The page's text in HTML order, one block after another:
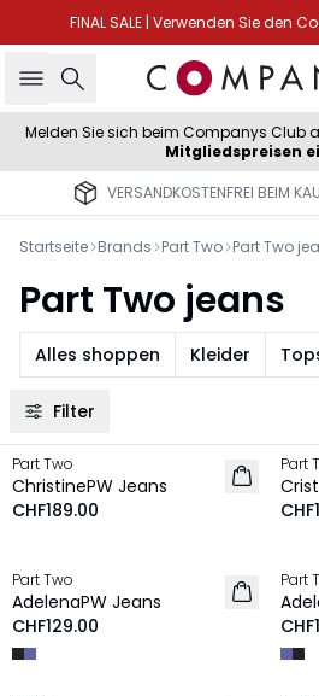
FINAL SALE | Verwenden Sie den
Suche
Melden Sie sich beim Companys Club
Mitgliedspreisen
VERSANDKOSTENFREI BEIM
Startseite Brands Part Two Part Two
Part Two jeans
Alles shoppen Kleider
Filter
NEU
Part Two
ChristinePW Jeans
CHF189.00
NEU
Part
NEU
Part Two
AdelenaPW Jeans
CHF129.00
NEU
Part
-40% -40%